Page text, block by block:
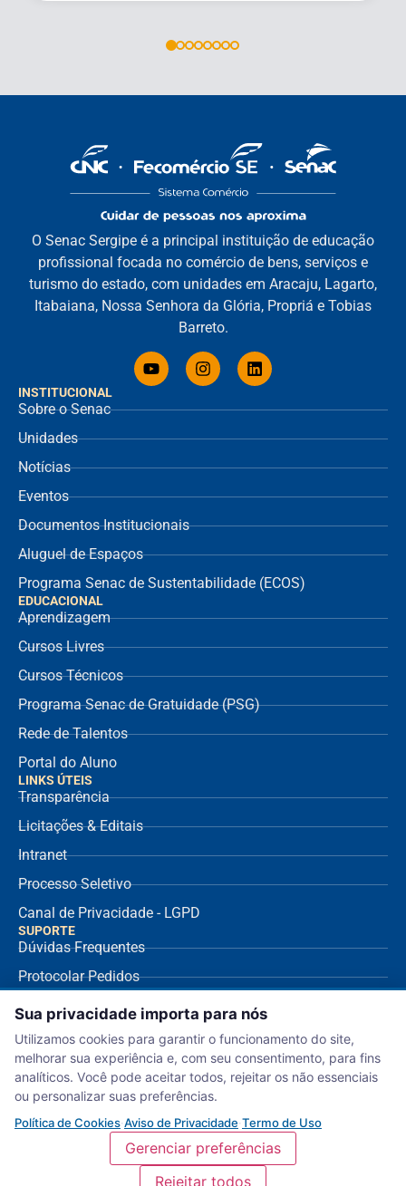
INSTITUCIONAL
Sobre o Senac
Unidades
Notícias
Eventos
Documentos Institucionais
Aluguel de Espaços
Programa Senac de Sustentabilidade (ECOS)
EDUCACIONAL
Aprendizagem
Cursos Livres
Cursos Técnicos
Programa Senac de Gratuidade (PSG)
Rede de Talentos
Portal do Aluno
O Senac Sergipe é a principal instituição de educação
profissional focada no comércio de bens, serviços e
turismo do estado, com unidades em Aracaju, Lagarto,
Itabaiana, Nossa Senhora da Glória, Propriá e Tobias
Barreto.
LINKS ÚTEIS
Transparência
Licitações & Editais
Intranet
Processo Seletivo
Canal de Privacidade - LGPD
SUPORTE
Dúvidas Frequentes
Protocolar Pedidos
Envio de NF Fornecedor
Ouvidoria
Aviso de Privacidade
Termo de Uso
Política de Cookies
Sua privacidade importa para nós
Utilizamos cookies para garantir o funcionamento do site,
melhorar sua experiência e, com seu consentimento, para fins
analíticos. Você pode aceitar todos, rejeitar os não essenciais
ou personalizar suas preferências.
Política de Cookies·Aviso de Privacidade·Termo de Uso
Gerenciar preferências
Rejeitar todos